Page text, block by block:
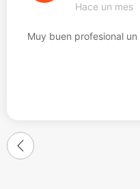
Hace un mes
Muy buen profesional